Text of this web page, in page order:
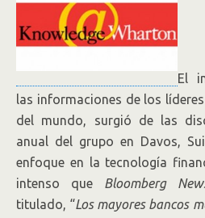
El
las informaciones de los
del mundo, surgió de las
anual del grupo en Davos,
enfoque en la tecnología
intenso que Bloomberg
titulado, “Los mayores bancos